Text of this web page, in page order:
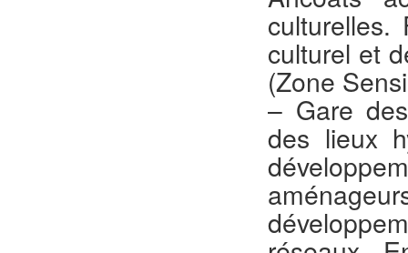
culturel et
(Zone
– Gare
des lieux